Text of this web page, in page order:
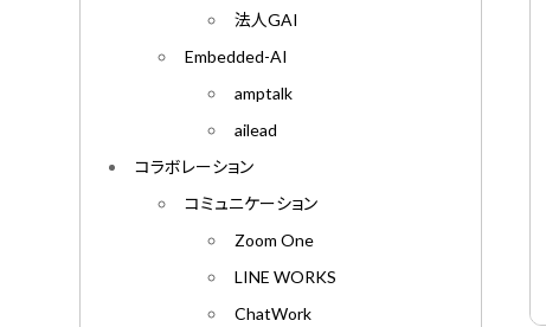
法人GAI
Embedded-AI
amptalk
ailead
コラボレーション
コミュニケーション
Zoom One
LINE WORKS
ChatWork